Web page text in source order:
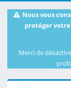
Nous vous
protéger
Merci de